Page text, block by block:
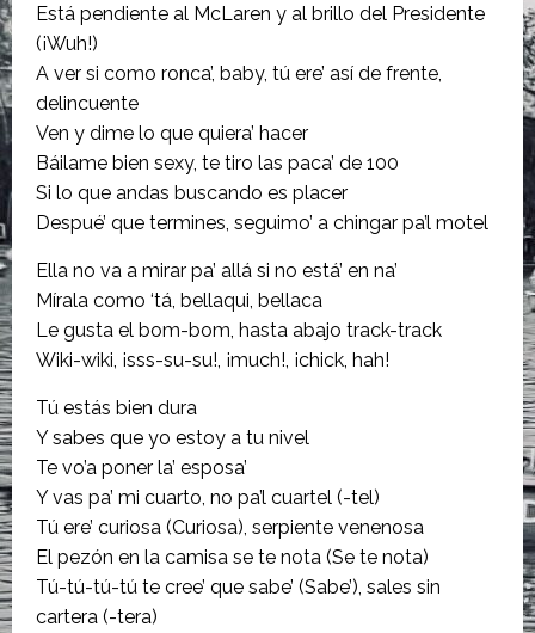
Está pendiente al McLaren y al brillo del Presidente
(¡Wuh!)
A ver si como ronca’, baby, tú ere’ así de frente,
delincuente
Ven y dime lo que quiera’ hacer
Báilame bien sexy, te tiro las paca’ de 100
Si lo que andas buscando es placer
Despué’ que termines, seguimo’ a chingar pa’l motel
Ella no va a mirar pa’ allá si no está’ en na’
Mírala como ‘tá, bellaqui, bellaca
Le gusta el bom-bom, hasta abajo track-track
Wiki-wiki, ¡sss-su-su!, ¡much!, ¡chick, hah!
Tú estás bien dura
Y sabes que yo estoy a tu nivel
Te vo’a poner la’ esposa’
Y vas pa’ mi cuarto, no pa’l cuartel (-tel)
Tú ere’ curiosa (Curiosa), serpiente venenosa
El pezón en la camisa se te nota (Se te nota)
Tú-tú-tú-tú te cree’ que sabe’ (Sabe’), sales sin
cartera (-tera)